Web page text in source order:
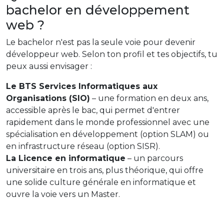
bachelor en développement
web ?
Le bachelor n'est pas la seule voie pour devenir
développeur web. Selon ton profil et tes objectifs, tu
peux aussi envisager :
Le BTS Services Informatiques aux
Organisations (SIO) – une formation en deux ans,
accessible après le bac, qui permet d'entrer
rapidement dans le monde professionnel avec une
spécialisation en développement (option SLAM) ou
en infrastructure réseau (option SISR).
La Licence en informatique – un parcours
universitaire en trois ans, plus théorique, qui offre
une solide culture générale en informatique et
ouvre la voie vers un Master.